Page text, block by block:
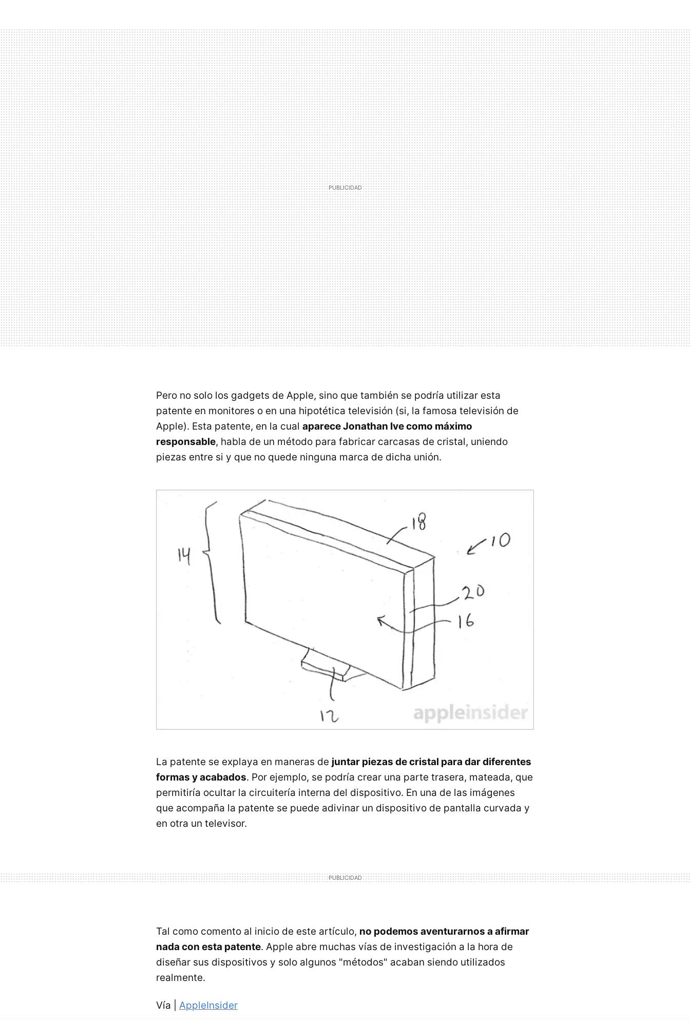
Pero no solo los gadgets de Apple, sino que también se podría utilizar esta
patente en monitores o en una hipotética televisión (si, la famosa televisión de
Apple). Esta patente, en la cual aparece Jonathan Ive como máximo
responsable, habla de un método para fabricar carcasas de cristal, uniendo
piezas entre si y que no quede ninguna marca de dicha unión.
La patente se explaya en maneras de juntar piezas de cristal para dar diferentes
formas y acabados. Por ejemplo, se podría crear una parte trasera, mateada, que
permitiría ocultar la circuitería interna del dispositivo. En una de las imágenes
que acompaña la patente se puede adivinar un dispositivo de pantalla curvada y
en otra un televisor.
Tal como comento al inicio de este artículo, no podemos aventurarnos a afirmar
nada con esta patente. Apple abre muchas vías de investigación a la hora de
diseñar sus dispositivos y solo algunos "métodos" acaban siendo utilizados
realmente.
Vía | AppleInsider